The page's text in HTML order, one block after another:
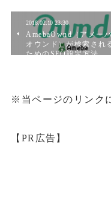
2018.02.10 23:30
AmebaOwnd（アメーバ
オウンド）が検索され
ためのSEO設定方法。
※当ページのリンク
【PR広告】